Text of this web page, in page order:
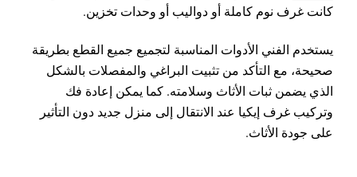
كانت غرف نوم كاملة أو دواليب أو وحدات تخزين.
يستخدم الفني الأدوات المناسبة لتجميع جميع القطع بطريقة
صحيحة، مع التأكد من تثبيت البراغي والمفصلات بالشكل
الذي يضمن ثبات الأثاث وسلامته. كما يمكن إعادة فك
وتركيب غرف إيكيا عند الانتقال إلى منزل جديد دون التأثير
على جودة الأثاث.